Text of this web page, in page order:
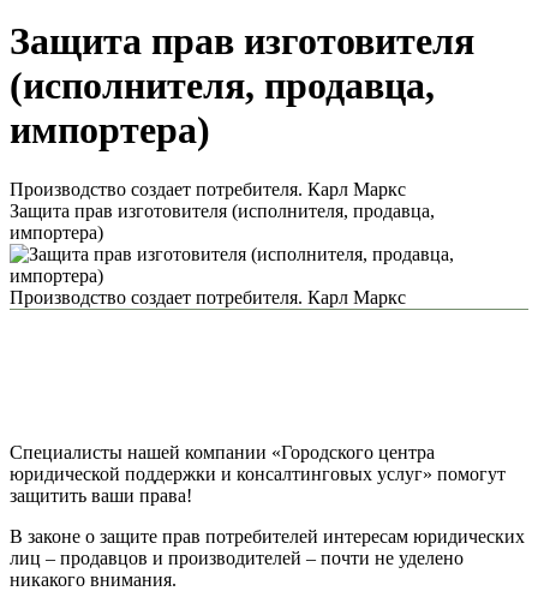
Защита прав изготовителя
(исполнителя, продавца,
импортера)
Производство создает потребителя. Карл Маркс
Защита прав изготовителя (исполнителя, продавца,
импортера)
Производство создает потребителя. Карл Маркс
Специалисты нашей компании «Городского центра
юридической поддержки и консалтинговых услуг» помогут
защитить ваши права!
В законе о защите прав потребителей интересам юридических
лиц – продавцов и производителей – почти не уделено
никакого внимания.